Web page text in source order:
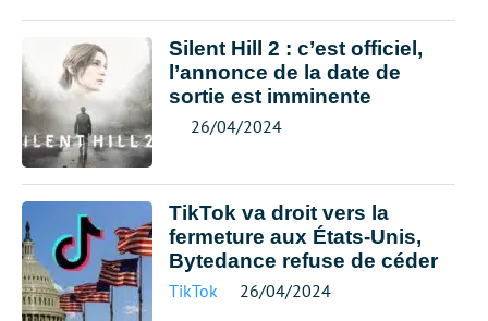
Silent Hill 2 : c’est officiel,
l’annonce de la date de
sortie est imminente
26/04/2024
TikTok va droit vers la
fermeture aux États-Unis,
Bytedance refuse de céder
TikTok 26/04/2024